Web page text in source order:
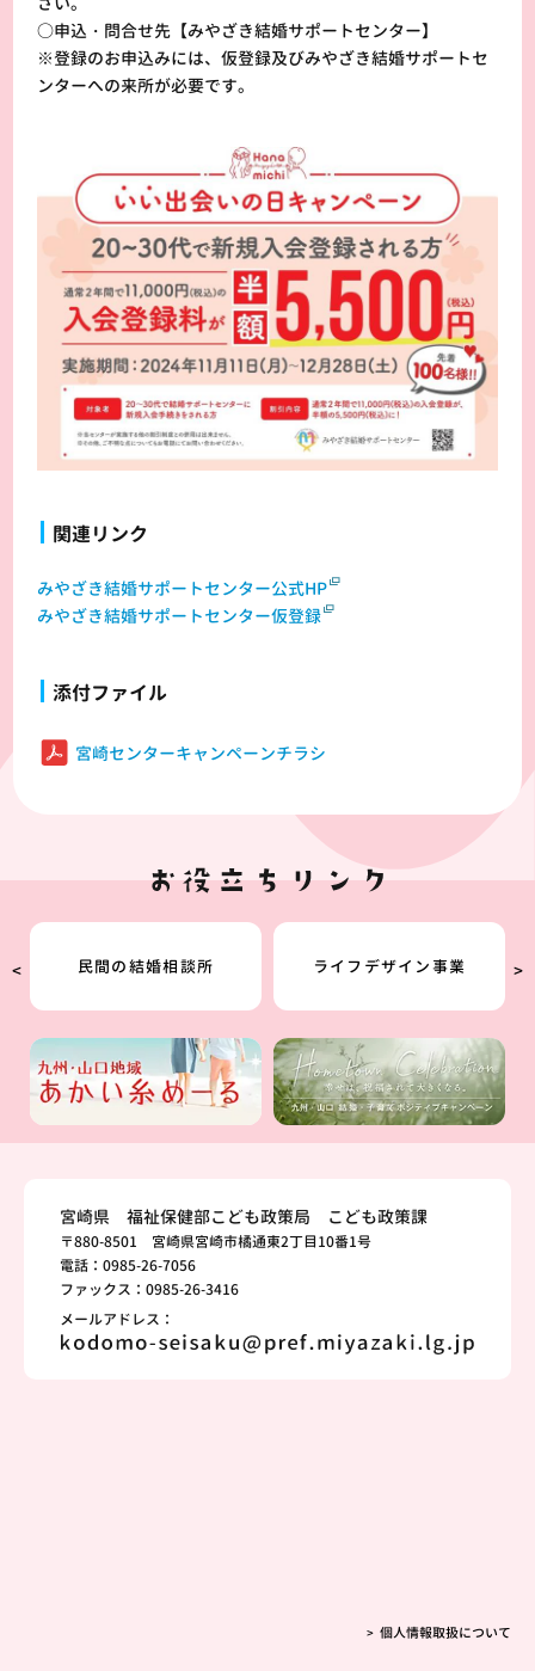
○申込・問合せ先【みやざき結婚サポートセンター】
※登録のお申込みには、仮登録及びみやざき結婚サポートセ
ンターへの来所が必要です。
関連リンク
みやざき結婚サポートセンター公式HP
みやざき結婚サポートセンター仮登録
添付ファイル
宮崎センターキャンペーンチラシ
< 民間の結婚相談所 ライフデザイン事業 >
宮崎県 福祉保健部こども政策局 こども政策課
〒880-8501 宮崎県宮崎市橘通東2丁目10番1号
電話：0985-26-7056
ファックス：0985-26-3416
メールアドレス：
個人情報取扱について